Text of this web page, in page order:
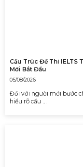
Cấu Trúc Đề Thi IELTS
Mới Bắt Đầu
05/08/2026
Đối với người mới bước
hiểu rõ cấu …